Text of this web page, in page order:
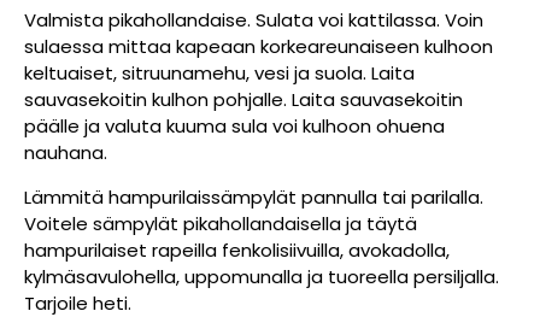
Valmista pikahollandaise. Sulata voi kattilassa. Voin
sulaessa mittaa kapeaan korkeareunaiseen kulhoon
keltuaiset, sitruunamehu, vesi ja suola. Laita
sauvasekoitin kulhon pohjalle. Laita sauvasekoitin
päälle ja valuta kuuma sula voi kulhoon ohuena
nauhana.
Lämmitä hampurilaissämpylät pannulla tai parilalla.
Voitele sämpylät pikahollandaisella ja täytä
hampurilaiset rapeilla fenkolisiivuilla, avokadolla,
kylmäsavulohella, uppomunalla ja tuoreella persiljalla.
Tarjoile heti.